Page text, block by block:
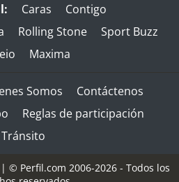
Caras
Contigo
Rolling Stone
Sport Buzz
Maxima
Somos
Contáctenos
Reglas de participación
Tránsito
| © Perfil.com 2006-2026 - Todos los